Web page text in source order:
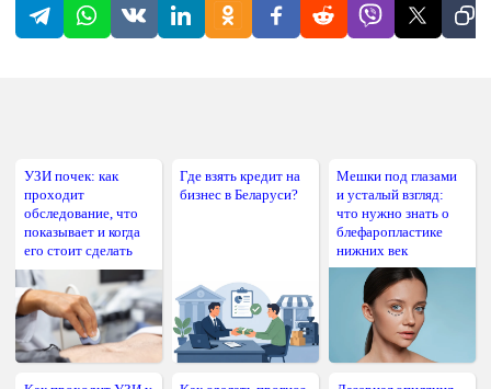
УЗИ почек: как
проходит
обследование, что
показывает и когда
его стоит сделать
Где взять кредит на
бизнес в Беларуси?
Мешки под глазами
и усталый взгляд:
что нужно знать о
блефаропластике
нижних век